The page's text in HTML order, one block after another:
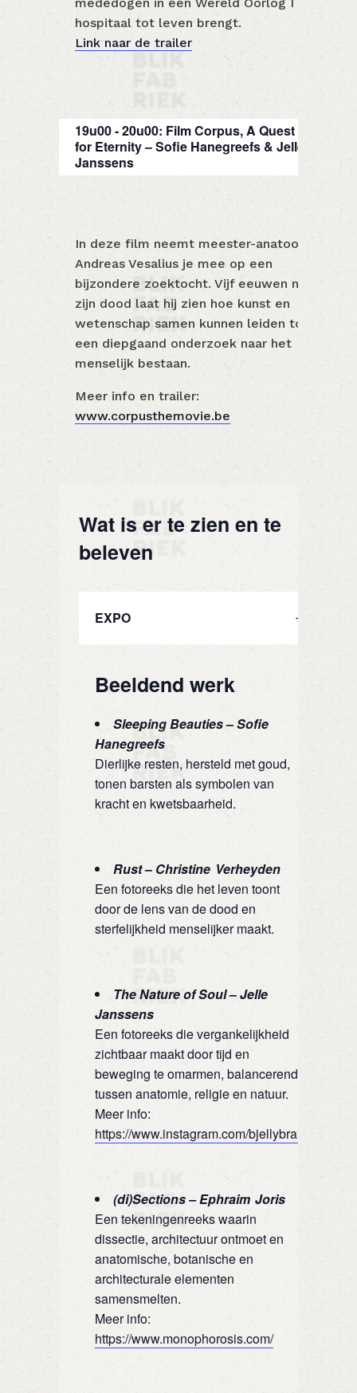
hospitaal tot leven brengt.
Link naar de trailer
19u00 - 20u00: Film Corpus, A Quest
for Eternity – Sofie Hanegreefs & Jelle
Janssens
In deze film neemt meester-anatoom
Andreas Vesalius je mee op een
bijzondere zoektocht. Vijf eeuwen na
zijn dood laat hij zien hoe kunst en
wetenschap samen kunnen leiden tot
een diepgaand onderzoek naar het
menselijk bestaan.
Meer info en trailer:
www.corpusthemovie.be
Wat is er te zien en te
beleven
EXPO
Beeldend werk
Sleeping Beauties–Sofie
Hanegreefs
Dierlijke resten, hersteld met goud,
tonen barsten als symbolen van
kracht en kwetsbaarheid.
Rust– Christine Verheyden
Een fotoreeks die het leven toont
door de lens van de dood en
sterfelijkheid menselijker maakt.
The Nature of Soul–Jelle
Janssens
Een fotoreeks die vergankelijkheid
zichtbaar maakt door tijd en
beweging te omarmen, balancerend
tussen anatomie, religie en natuur.
Meer info:
https://www.instagram.com/bjellybrain/
(di)Sections –Ephraim Joris
Een tekeningenreeks waarin
dissectie, architectuur ontmoet en
anatomische, botanische en
architecturale elementen
samensmelten.
Meer info:
https://www.monophorosis.com/